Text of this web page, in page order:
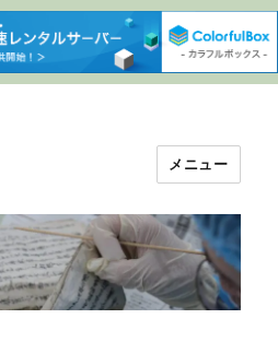
メニュー